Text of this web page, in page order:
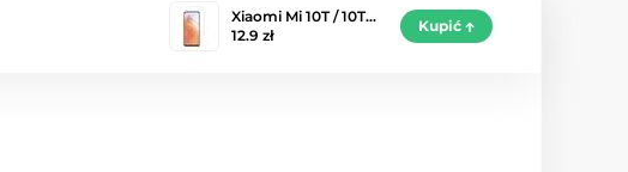
Xiaomi Mi 10T / 10T…
12.9 zł
Kupić